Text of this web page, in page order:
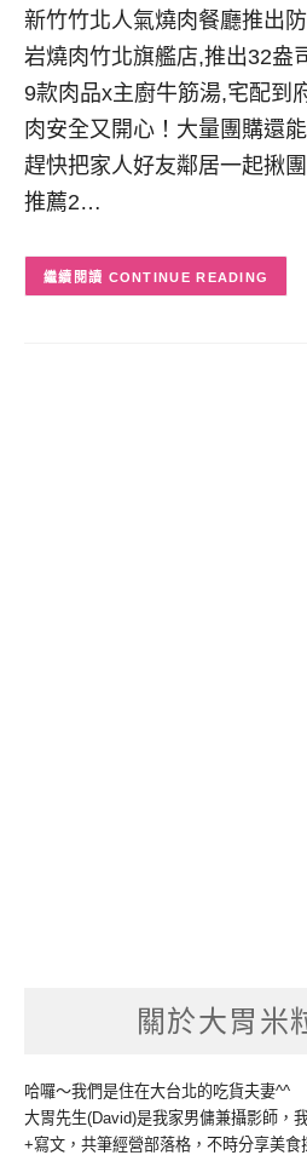
新竹竹北人氣燒肉餐廳推出
岩燒肉竹北旗艦店,推出32盎
9款肉品x主廚牛筋湯,宅配到
肉安全又開心！大量團購還
趕快把家人好友鄰居一起揪
推薦2…
CONTINUE READING
關於大胃米
哈囉～我們是住在大台北的吃貨夫妻^^
大胃先生(David)是我家男傭兼攝影師，
+寫文，共筆經營部落格，不時分享美